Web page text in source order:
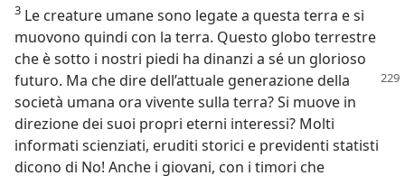
3 Le creature umane sono legate a questa terra e si
muovono quindi con la terra. Questo globo terrestre
che è sotto i nostri piedi ha dinanzi a sé un glorioso
futuro. Ma che dire dell’attuale generazione della
società umana ora vivente sulla terra? Si muove in
direzione dei suoi propri eterni interessi? Molti
informati scienziati, eruditi storici e previdenti statisti
dicono di No! Anche i giovani, con i timori che